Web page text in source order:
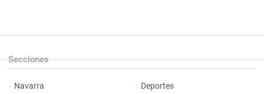
Secciones
Navarra Deportes